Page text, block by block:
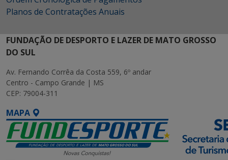
Planos de Contratações Anuais
FUNDAÇÃO DE DESPORTO E LAZER DE MATO GROSSO
DO SUL
Av. Fernando Corrêa da Costa 559, 6º andar
Centro - Campo Grande | MS
CEP: 79004-311
MAPA